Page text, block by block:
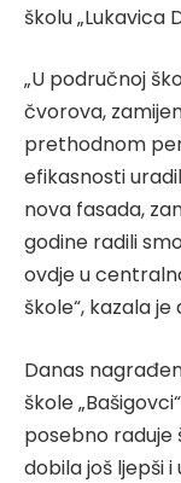
školu „Lukavica
„U područnoj
čvorova,
prethodnom
efikasnosti
nova fasada,
godine radili
ovdje u
škole“, kazala
Danas
škole
posebno
dobila još ljepši